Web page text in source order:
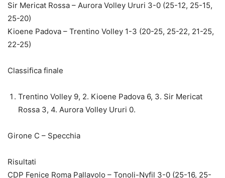
Sir Mericat Rossa – Aurora Volley Ururi 3-0 (25-12, 25-15,
25-20)
Kioene Padova – Trentino Volley 1-3 (20-25, 25-22, 21-25,
22-25)
Classifica finale
Trentino Volley 9, 2. Kioene Padova 6, 3. Sir Mericat
Rossa 3, 4. Aurora Volley Ururi 0.
Girone C – Specchia
Risultati
CDP Fenice Roma Pallavolo – Tonoli-Nyfil 3-0 (25-16, 25-